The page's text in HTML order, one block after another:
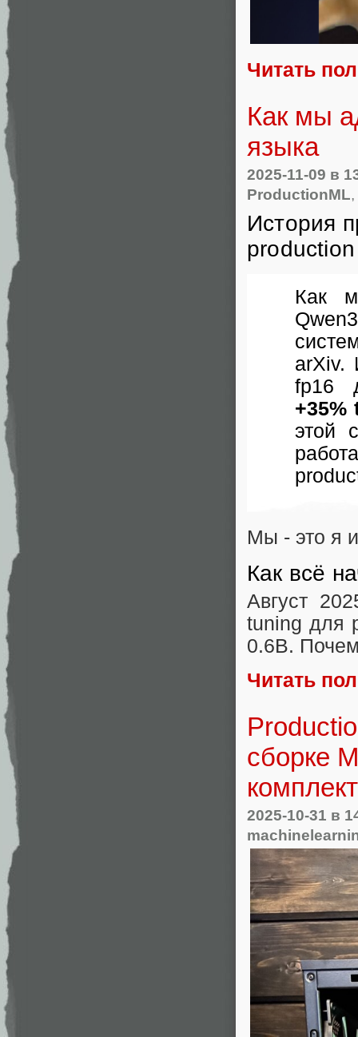
Читать
Как мы
языка
2025-11-09 в
ProductionML,
История
Как
arXiv.
fp16
+35%
этой
Мы - это я
Как всё
Август
tuning для
0.6B.
Читать
сборке
2025-10-31 в